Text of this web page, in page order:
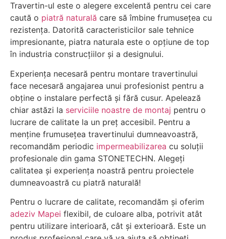
Travertin-ul este o alegere excelentă pentru cei care
caută o piatră naturală care să îmbine frumusețea cu
rezistența. Datorită caracteristicilor sale tehnice
impresionante, piatra naturala este o opțiune de top
în industria construcțiilor și a designului.
Experiența necesară pentru montare travertinului
face necesară angajarea unui profesionist pentru a
obține o instalare perfectă și fără cusur. Apelează
chiar astăzi la serviciile noastre de montaj pentru o
lucrare de calitate la un preț accesibil. Pentru a
menține frumusețea travertinului dumneavoastră,
recomandăm periodic impermeabilizarea cu soluții
profesionale din gama STONETECHN. Alegeți
calitatea și experiența noastră pentru proiectele
dumneavoastră cu piatră naturală!
Pentru o lucrare de calitate, recomandăm și oferim
adeziv Mapei flexibil, de culoare alba, potrivit atât
pentru utilizare interioară, cât și exterioară. Este un